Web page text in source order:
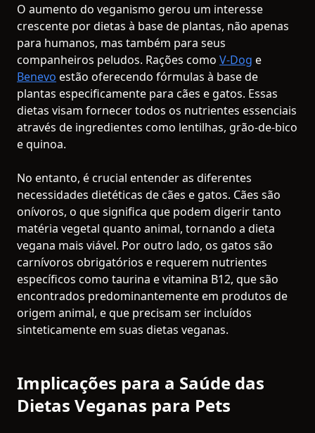
O aumento do veganismo gerou um interesse
crescente por dietas à base de plantas, não apenas
para humanos, mas também para seus
companheiros peludos. Rações como V-Dog e
Benevo estão oferecendo fórmulas à base de
plantas especificamente para cães e gatos. Essas
dietas visam fornecer todos os nutrientes essenciais
através de ingredientes como lentilhas, grão-de-bico
e quinoa.
No entanto, é crucial entender as diferentes
necessidades dietéticas de cães e gatos. Cães são
onívoros, o que significa que podem digerir tanto
matéria vegetal quanto animal, tornando a dieta
vegana mais viável. Por outro lado, os gatos são
carnívoros obrigatórios e requerem nutrientes
específicos como taurina e vitamina B12, que são
encontrados predominantemente em produtos de
origem animal, e que precisam ser incluídos
sinteticamente em suas dietas veganas.
Implicações para a Saúde das
Dietas Veganas para Pets